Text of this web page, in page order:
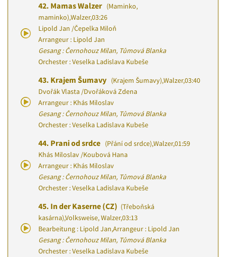
42. Mamas Walzer (Maminko,
maminko),Walzer,03:26
Lipold Jan /Čepelka Miloň
Arrangeur : Lipold Jan
Gesang : Černohouz Milan, Tůmová Blanka
Orchester : Veselka Ladislava Kubeše
43. Krajem Šumavy (Krajem Šumavy),Walzer,03:40
Dvořák Vlasta /Dvořáková Zdena
Arrangeur : Khás Miloslav
Gesang : Černohouz Milan, Tůmová Blanka
Orchester : Veselka Ladislava Kubeše
44. Prani od srdce (Přání od srdce),Walzer,01:59
Khás Miloslav /Koubová Hana
Arrangeur : Khás Miloslav
Gesang : Černohouz Milan, Tůmová Blanka
Orchester : Veselka Ladislava Kubeše
45. In der Kaserne (CZ) (Třeboňská
kasárna),Volksweise, Walzer,03:13
Bearbeitung : Lipold Jan,Arrangeur : Lipold Jan
Gesang : Černohouz Milan, Tůmová Blanka
Orchester : Veselka Ladislava Kubeše